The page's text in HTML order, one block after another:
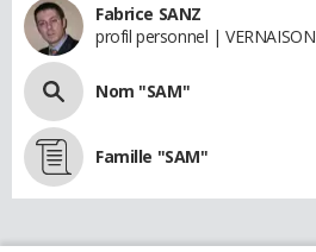
Fabrice SANZ
profil personnel | VERNAISON
Nom "SAM"
Famille "SAM"